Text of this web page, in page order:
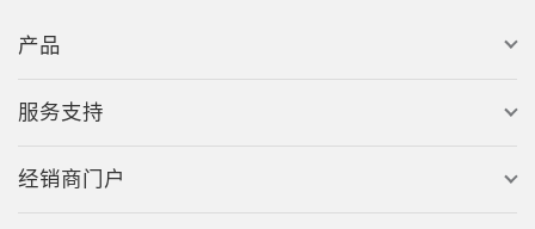
产品
服务支持
经销商门户